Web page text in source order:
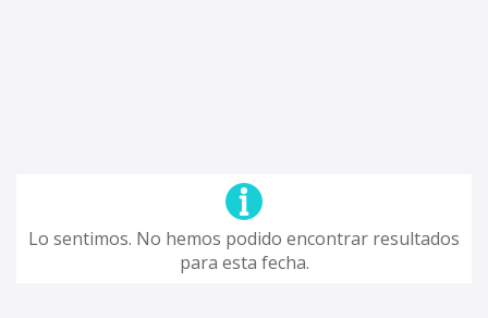
Lo sentimos. No hemos podido encontrar resultados
para esta fecha.